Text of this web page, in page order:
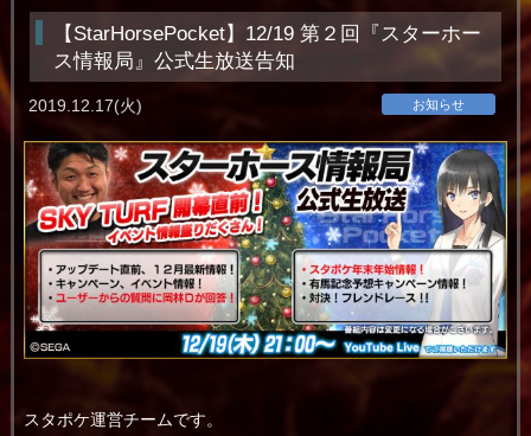
【StarHorsePocket】12/19 第２回『スターホー
ス情報局』公式生放送告知
お知らせ
2019.12.17(火)
スタポケ運営チームです。